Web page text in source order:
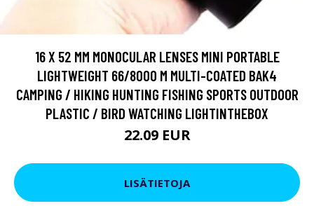
16 X 52 MM MONOCULAR LENSES MINI PORTABLE
LIGHTWEIGHT 66/8000 M MULTI-COATED BAK4
CAMPING / HIKING HUNTING FISHING SPORTS OUTDOOR
PLASTIC / BIRD WATCHING LIGHTINTHEBOX
22.09 EUR
LISÄTIETOJA